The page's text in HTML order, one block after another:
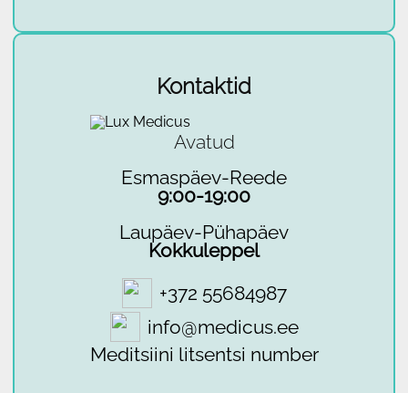
Kontaktid
Avatud
Esmaspäev-Reede
9:00-19:00
Laupäev-Pühapäev
Kokkuleppel
+372 55684987
info@medicus.ee
Meditsiini litsentsi number